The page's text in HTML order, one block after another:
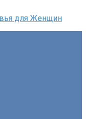
и народной
женского